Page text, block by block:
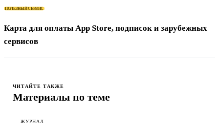
ПОЛЕЗНЫЙ СЕРВИС
Карта для оплаты App Store, подписок и зарубежных
сервисов
ЧИТАЙТЕ ТАКЖЕ
Материалы по теме
ЖУРНАЛ